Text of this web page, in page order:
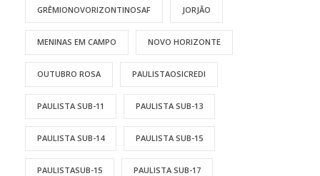
GRÊMIONOVORIZONTINOSAF JORJÃO
MENINAS EM CAMPO NOVO HORIZONTE
OUTUBRO ROSA PAULISTAOSICREDI
PAULISTA SUB-11 PAULISTA SUB-13
PAULISTA SUB-14 PAULISTA SUB-15
PAULISTASUB-15 PAULISTA SUB-17